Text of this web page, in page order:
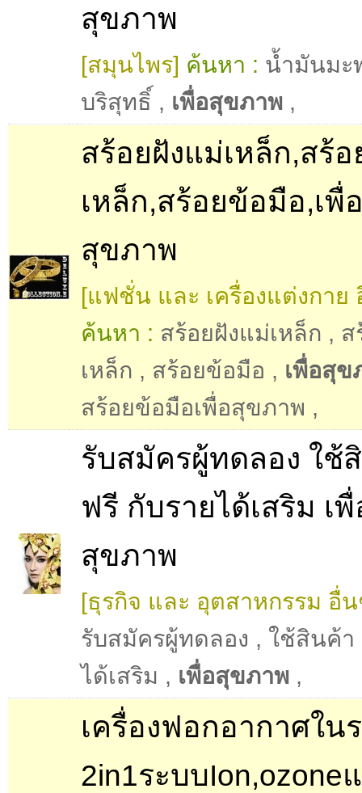
สุขภาพ
[สมุนไพร] ค้นหา : น้ำมันมะ
บริสุทธิ์ , เพื่อสุขภาพ ,
สร้อยฝังแม่เหล็ก,สร้
เหล็ก,สร้อยข้อมือ,เพื่
สุขภาพ
[แฟชั่น และ เครื่องแต่งกาย
ค้นหา : สร้อยฝังแม่เหล็ก , ส
เหล็ก , สร้อยข้อมือ , เพื่อสุข
สร้อยข้อมือเพื่อสุขภาพ ,
รับสมัครผู้ทดลอง ใช้
ฟรี กับรายได้เสริม เ
สุขภาพ
[ธุรกิจ และ อุตสาหกรรม อื่น
รับสมัครผู้ทดลอง , ใช้สินค้า
ได้เสริม , เพื่อสุขภาพ ,
เครื่องฟอกอากาศใน
2in1ระบบIon,ozone